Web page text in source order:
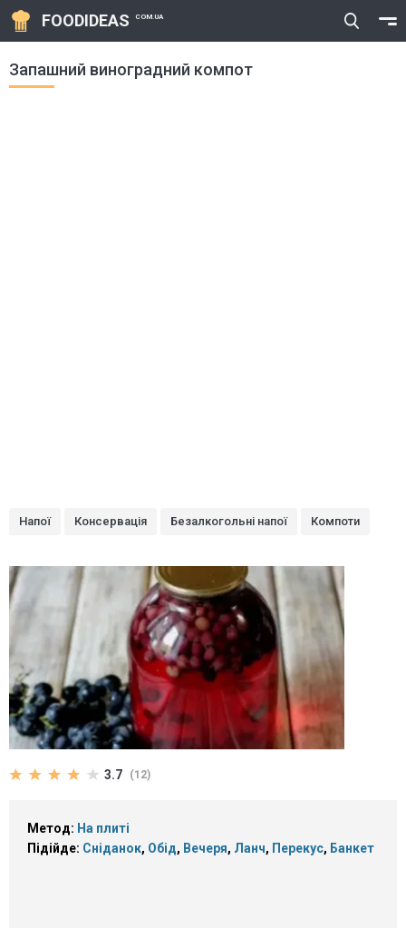
FOODIDEAS COM.UA
Запашний виноградний компот
Напої Консервація Безалкогольні напої Компоти
3.7 (12)
Метод: На плиті
Підійде: Сніданок, Обід, Вечеря, Ланч, Перекус, Банкет